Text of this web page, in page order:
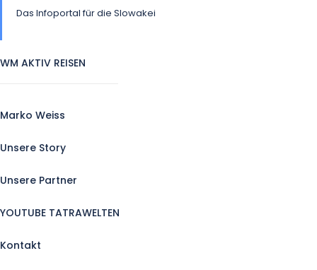
Das Infoportal für die Slowakei
WM AKTIV REISEN
Marko Weiss
Unsere Story
Unsere Partner
YOUTUBE TATRAWELTEN
Kontakt